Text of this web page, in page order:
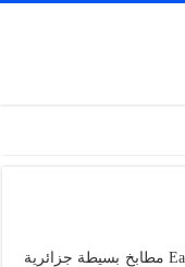
أفكار ديكورات مطابخ لعام 2020. Ea9f966b41ff مطابخ بسيطة جزائرية